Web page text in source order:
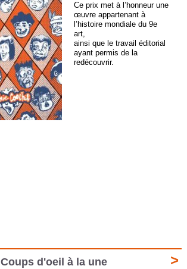
Ce prix met à l’honneur une
œuvre appartenant à
l’histoire mondiale du 9e
art,
ainsi que le travail éditorial
ayant permis de la
redécouvrir.
Coups d'oeil à la une >